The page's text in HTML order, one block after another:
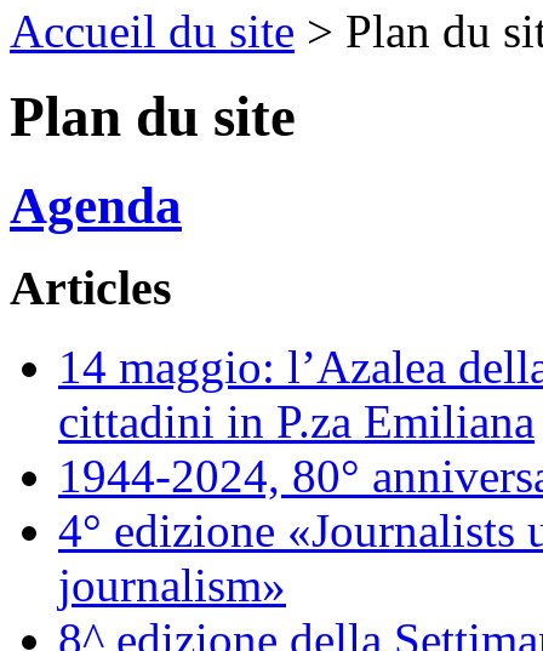
Accueil du site > Plan du
Plan du site
Agenda
Articles
14 maggio: l’Azalea
cittadini in P.za Emiliana
1944-2024, 80°
4° edizione «Journalists
journalism»
8^ edizione della